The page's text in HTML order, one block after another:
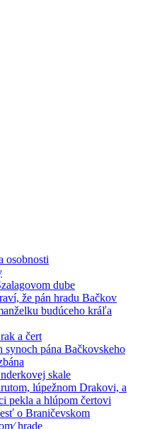
osobnosti
dube
že pán hradu Bačkov
budúceho kráľa
a čert
synoch pána Bačkovskeho
skale
lúpežnom Drakovi, a
pekla a hlúpom čertovi
o Braničevskom
hrade